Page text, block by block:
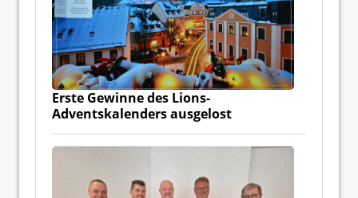
Erste Gewinne des Lions-
Adventskalenders ausgelost